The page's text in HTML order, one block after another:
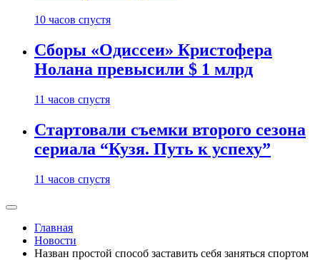
10 часов спустя
Сборы «Одиссеи» Кристофера
Нолана превысили $ 1 млрд
11 часов спустя
Стартовали съемки второго сезона
сериала “Кузя. Путь к успеху”
11 часов спустя
Главная
Новости
Назван простой способ заставить себя заняться спортом